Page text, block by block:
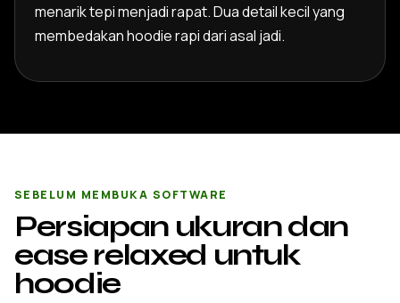
menarik tepi menjadi rapat. Dua detail kecil yang
membedakan hoodie rapi dari asal jadi.
SEBELUM MEMBUKA SOFTWARE
Persiapan ukuran dan
ease relaxed untuk
hoodie